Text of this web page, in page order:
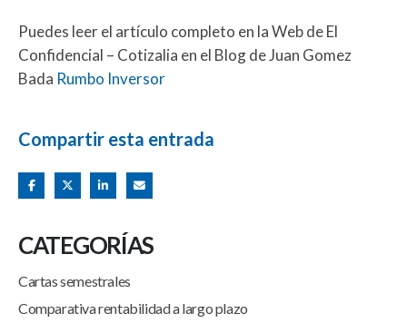
Puedes leer el artículo completo en la Web de El
Confidencial – Cotizalia en el Blog de Juan Gomez
Bada Rumbo Inversor
Compartir esta entrada
CATEGORÍAS
Cartas semestrales
Comparativa rentabilidad a largo plazo